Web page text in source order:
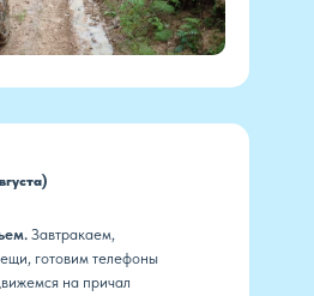
Завтракаем,
готовим телефоны
на причал